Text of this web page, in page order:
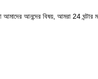
আনন্দের বিষয়, আমরা 24